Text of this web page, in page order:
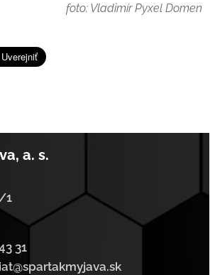
foto: Vladimír Pyxel Domen
a. s.
1
31